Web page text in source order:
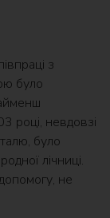
з
було
році, невдовзі
було
лічниці.
не